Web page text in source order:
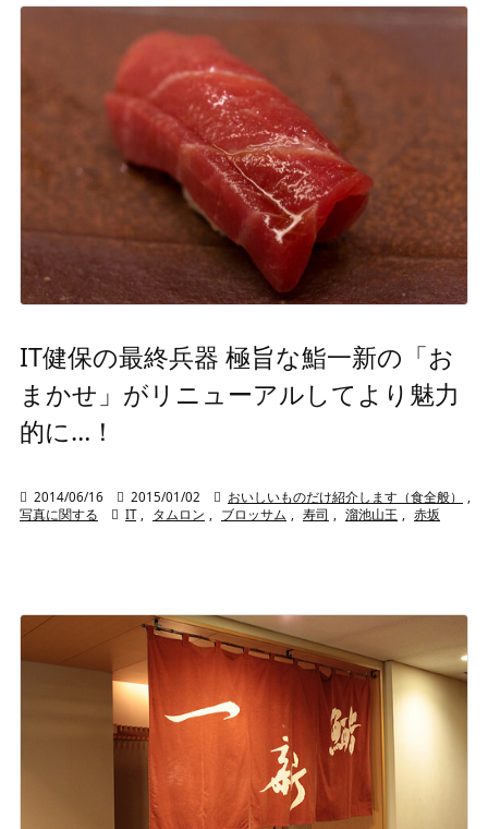
IT健保の最終兵器 極旨な鮨一新の「お
まかせ」がリニューアルしてより魅力
的に…！
 2014/06/16  2015/01/02  おいしいものだけ紹介します（食全般）
,
写真に関する
 IT , タムロン , ブロッサム , 寿司 , 溜池山王 , 赤坂